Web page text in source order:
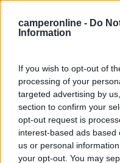
camperonline - Do
Information
If you wish to opt-out of
processing of your
targeted advertising by
section to confirm your
opt-out request is
interest-based ads
us or personal
your opt-out. You may
Mostra tutto
Tampela
Campeggio carino,
abbastanza pulito.
città che è davvero
bastano 20min a